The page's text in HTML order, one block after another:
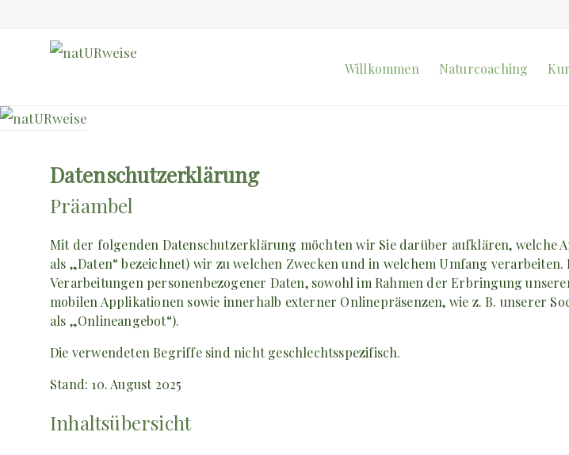
Willkommen Naturcoaching
Datenschutzerklärung
Präambel
Mit der folgenden Datenschutzerklärung möchten wir Sie darüber aufklären, welche
als „Daten“ bezeichnet) wir zu welchen Zwecken und in welchem Umfang
Verarbeitungen personenbezogener Daten, sowohl im Rahmen der Erbringung
mobilen Applikationen sowie innerhalb externer Onlinepräsenzen, wie z. B. unserer
als „Onlineangebot“).
Die verwendeten Begriffe sind nicht geschlechtsspezifisch.
Stand: 10. August 2025
Inhaltsübersicht